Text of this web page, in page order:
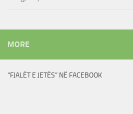
MORE
“FJALËT E JETËS” NË FACEBOOK